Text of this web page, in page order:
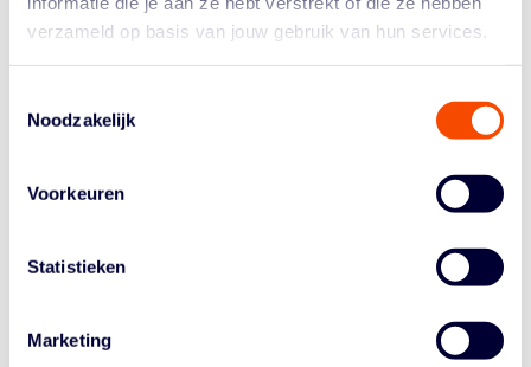
verzameld op basis van jouw gebruik van hun services.
Noodzakelijk
Voorkeuren
Statistieken
Marketing